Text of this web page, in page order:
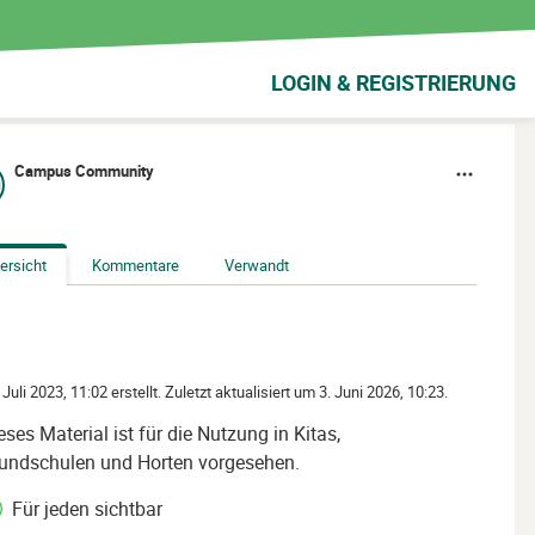
LOGIN & REGISTRIERUNG
Campus Community
Kommentare Verwandt
2023, 11:02 erstellt. Zuletzt aktualisiert um 3. Juni 2026, 10:23.
Material ist für die Nutzung in Kitas,
und Horten vorgesehen.
Für jeden sichtbar